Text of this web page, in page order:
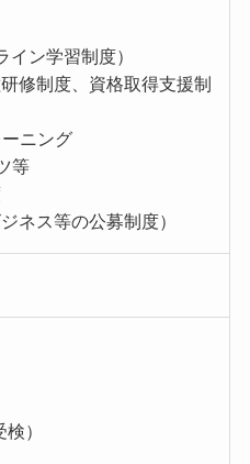
ン学習制度）
修制度、資格取得支援制
ニング
等
ネス等の公募制度）
）